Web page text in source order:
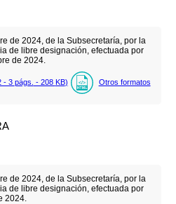
de 2024, de la Subsecretaría, por la
de libre designación, efectuada por
de 2024.
- 3 págs. - 208 KB) Otros formatos
de 2024, de la Subsecretaría, por la
de libre designación, efectuada por
2024.